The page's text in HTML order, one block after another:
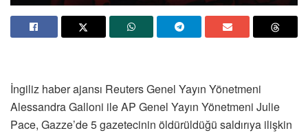
İngiliz haber ajansı Reuters Genel Yayın Yönetmeni
Alessandra Galloni ile AP Genel Yayın Yönetmeni Julie
Pace, Gazze’de 5 gazetecinin öldürüldüğü saldırıya ilişkin